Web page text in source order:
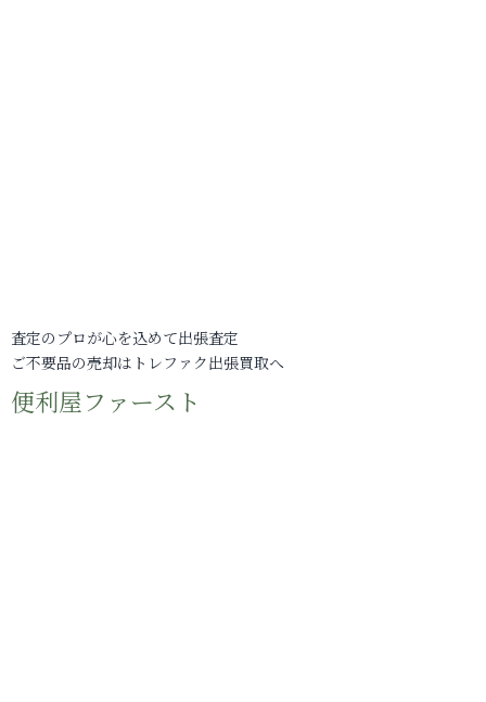
査定のプロが心を込めて出張査定
ご不要品の売却はトレファク出張買取へ
便利屋ファースト